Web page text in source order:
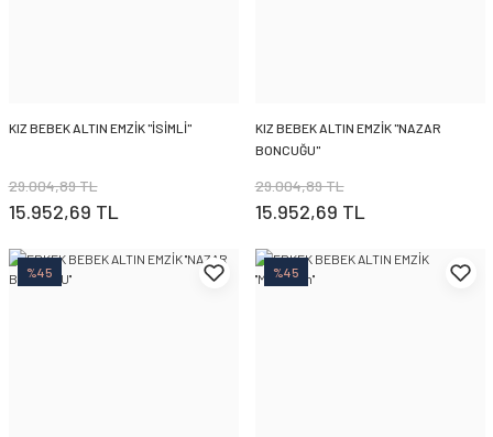
KIZ BEBEK ALTIN EMZİK ''İSİMLİ''
29.004,89 TL
15.952,69 TL
KIZ BEBEK ALTIN EMZİK ''NAZAR
BONCUĞU''
29.004,89 TL
15.952,69 TL
%45 %45